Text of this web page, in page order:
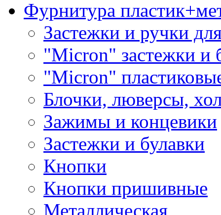
Фурнитура
Застежки и ручки
"Micron" застежки и
"Micron"
Блочки, люверсы,
Зажимы и концевики
Застежки и булавки
Кнопки
Кнопки пришивные
Металлическая